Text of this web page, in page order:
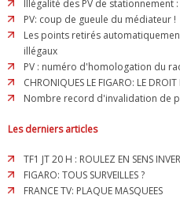
Illégalité des PV de stationnement
PV: coup de gueule du médiateur !
Les points retirés
illégaux
PV : numéro d'homologation du
CHRONIQUES LE FIGARO: LE DROIT
Nombre record d'invalidation de
Les derniers articles
TF1 JT 20 H : ROULEZ EN SENS
FIGARO: TOUS SURVEILLES ?
FRANCE TV: PLAQUE MASQUEES